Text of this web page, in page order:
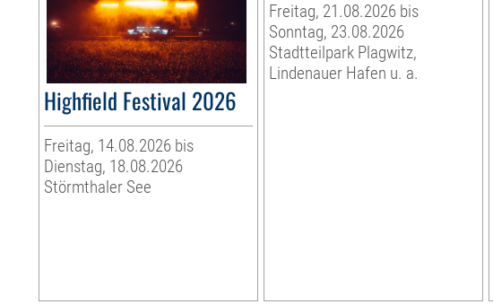
Highfield Festival 2026
Freitag, 14.08.2026 bis
Dienstag, 18.08.2026
Störmthaler See
Freitag, 21.08.2026 bis
Sonntag, 23.08.2026
Stadtteilpark Plagwitz,
Lindenauer Hafen u. a.